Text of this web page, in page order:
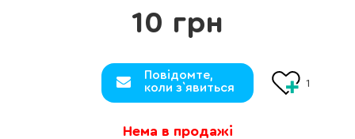
10 грн
Повідомте,
коли з`явиться
1
Нема в продажі